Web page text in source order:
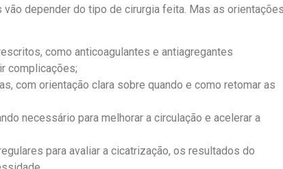
depender do tipo de cirurgia feita. Mas as orientações
como anticoagulantes e antiagregantes
complicações;
com orientação clara sobre quando e como retomar as
necessário para melhorar a circulação e acelerar a
para avaliar a cicatrização, os resultados do